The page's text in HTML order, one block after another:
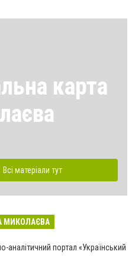
карта
Всі матеріали тут
МИКОЛАЄВА
аналітичний портал «Український